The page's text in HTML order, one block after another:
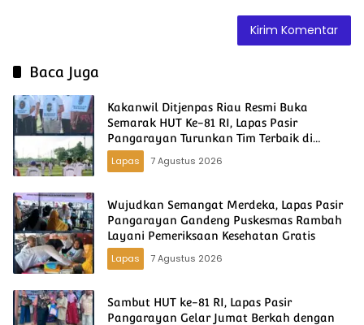
Baca Juga
Kakanwil Ditjenpas Riau Resmi Buka
Semarak HUT Ke-81 RI, Lapas Pasir
Pangarayan Turunkan Tim Terbaik di
Kakanwil Cup Mini Soccer
Lapas 7 Agustus 2026
Wujudkan Semangat Merdeka, Lapas Pasir
Pangarayan Gandeng Puskesmas Rambah
Layani Pemeriksaan Kesehatan Gratis
Lapas
7 Agustus 2026
Sambut HUT ke-81 RI, Lapas Pasir
Pangarayan Gelar Jumat Berkah dengan